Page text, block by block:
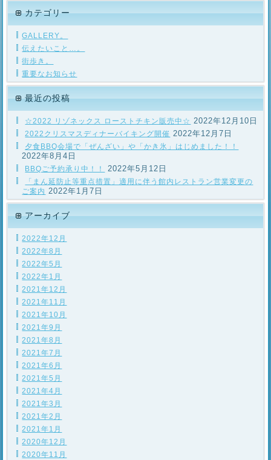
カテゴリー
GALLERY。
伝えたいこと…。
街歩き。
重要なお知らせ
最近の投稿
☆2022 リゾネックス ローストチキン販売中☆ 2022年12月10日
2022クリスマスディナーバイキング開催 2022年12月7日
夕食BBQ会場で「ぜんざい」や「かき氷」はじめました！！
2022年8月4日
BBQご予約承り中！！ 2022年5月12日
「まん延防止等重点措置」適用に伴う館内レストラン営業変更の
ご案内 2022年1月7日
アーカイブ
2022年12月
2022年8月
2022年5月
2022年1月
2021年12月
2021年11月
2021年10月
2021年9月
2021年8月
2021年7月
2021年6月
2021年5月
2021年4月
2021年3月
2021年2月
2021年1月
2020年12月
2020年11月